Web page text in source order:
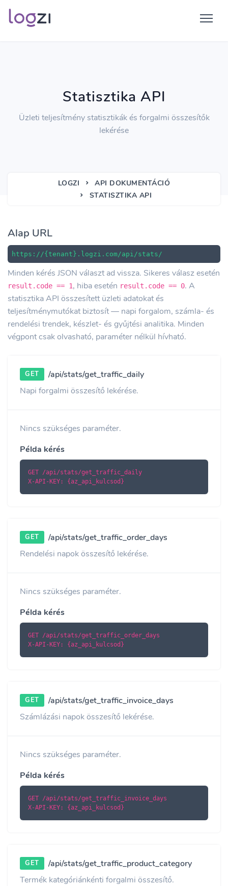
Statisztika API
Üzleti teljesítmény statisztikák és forgalmi összesítők
lekérése
LOGZI
API DOKUMENTÁCIÓ
STATISZTIKA API
Alap URL
https://{tenant}.logzi.com/api/stats/
Minden kérés JSON választ ad vissza. Sikeres válasz esetén
result.code == 1, hiba esetén result.code == 0. A
statisztika API összesített üzleti adatokat és
teljesítménymutókat biztosít — napi forgalom, számla- és
rendelési trendek, készlet- és gyűjtési analitika. Minden
végpont csak olvasható, paraméter nélkül hívható.
GET
/api/stats/get_traffic_daily
Napi forgalmi összesítő lekérése.
Nincs szükséges paraméter.
Példa kérés
GET /api/stats/get_traffic_daily
X-API-KEY: {az_api_kulcsod}
GET
/api/stats/get_traffic_order_days
Rendelési napok összesítő lekérése.
Nincs szükséges paraméter.
Példa kérés
GET /api/stats/get_traffic_order_days
X-API-KEY: {az_api_kulcsod}
GET
/api/stats/get_traffic_invoice_days
Számlázási napok összesítő lekérése.
Nincs szükséges paraméter.
Példa kérés
GET /api/stats/get_traffic_invoice_days
X-API-KEY: {az_api_kulcsod}
GET
/api/stats/get_traffic_product_category
Termék kategóriánkénti forgalmi összesítő.